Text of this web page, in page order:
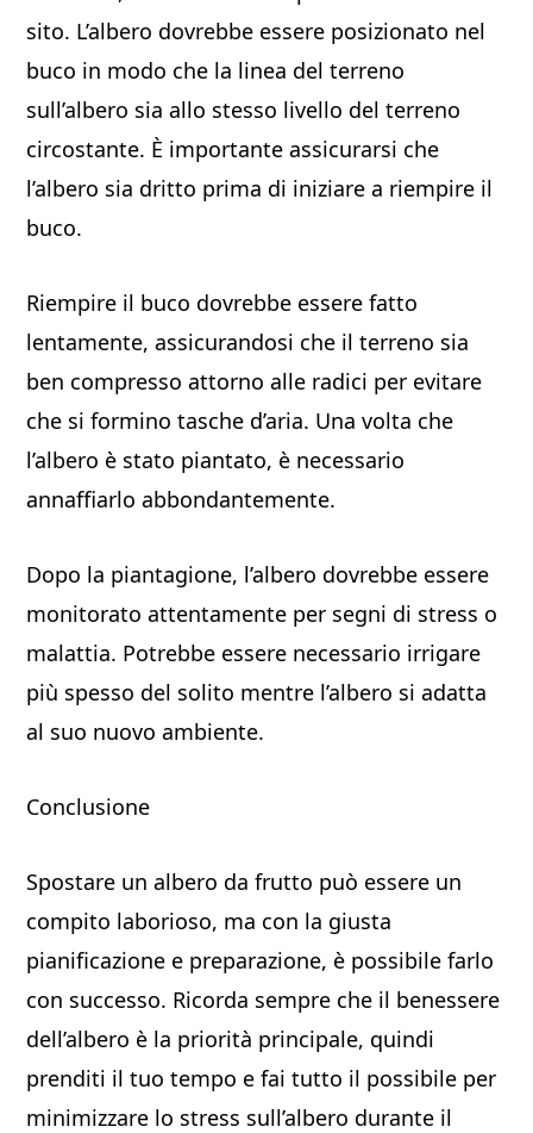
sito. L’albero dovrebbe essere posizionato nel
buco in modo che la linea del terreno
sull’albero sia allo stesso livello del terreno
circostante. È importante assicurarsi che
l’albero sia dritto prima di iniziare a riempire il
buco.
Riempire il buco dovrebbe essere fatto
lentamente, assicurandosi che il terreno sia
ben compresso attorno alle radici per evitare
che si formino tasche d’aria. Una volta che
l’albero è stato piantato, è necessario
annaffiarlo abbondantemente.
Dopo la piantagione, l’albero dovrebbe essere
monitorato attentamente per segni di stress o
malattia. Potrebbe essere necessario irrigare
più spesso del solito mentre l’albero si adatta
al suo nuovo ambiente.
Conclusione
Spostare un albero da frutto può essere un
compito laborioso, ma con la giusta
pianificazione e preparazione, è possibile farlo
con successo. Ricorda sempre che il benessere
dell’albero è la priorità principale, quindi
prenditi il tuo tempo e fai tutto il possibile per
minimizzare lo stress sull’albero durante il